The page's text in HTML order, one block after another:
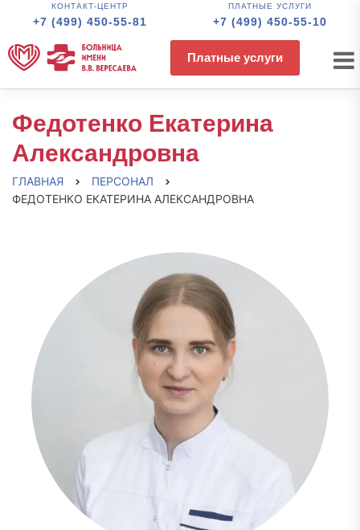
КОНТАКТ-ЦЕНТР
+7 (499) 450-55-81
ПЛАТНЫЕ УСЛУГИ
+7 (499) 450-55-10
Платные услуги
Федотенко Екатерина
Александровна
ГЛАВНАЯ
ПЕРСОНАЛ
ФЕДОТЕНКО ЕКАТЕРИНА АЛЕКСАНДРОВНА